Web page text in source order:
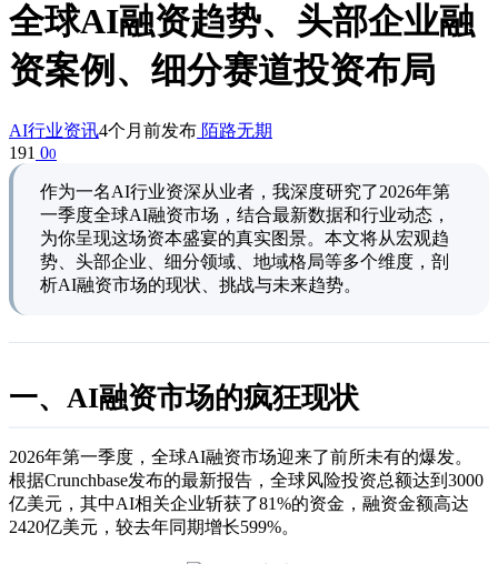
全球AI融资趋势、头部企业融
资案例、细分赛道投资布局
AI行业资讯4个月前发布 陌路无期
191 00
作为一名AI行业资深从业者，我深度研究了2026年第
一季度全球AI融资市场，结合最新数据和行业动态，
为你呈现这场资本盛宴的真实图景。本文将从宏观趋
势、头部企业、细分领域、地域格局等多个维度，剖
析AI融资市场的现状、挑战与未来趋势。
一、AI融资市场的疯狂现状
2026年第一季度，全球AI融资市场迎来了前所未有的爆发。
根据Crunchbase发布的最新报告，全球风险投资总额达到3000
亿美元，其中AI相关企业斩获了81%的资金，融资金额高达
2420亿美元，较去年同期增长599%。